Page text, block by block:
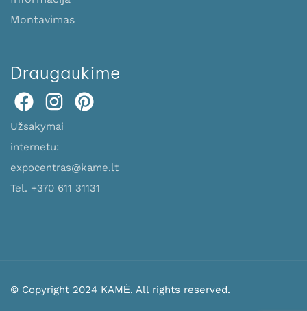
Montavimas
Draugaukime
Užsakymai
internetu:
expocentras@kame.lt
Tel. +370 611 31131
© Copyright 2024 KAMĖ. All rights reserved.